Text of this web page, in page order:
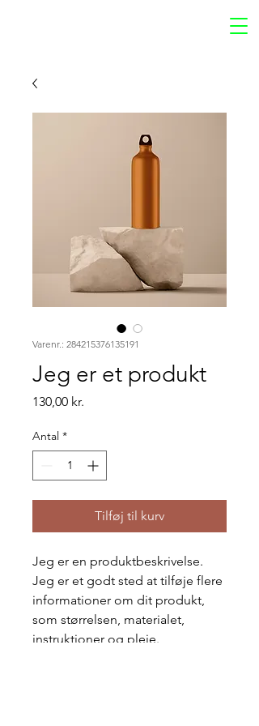
Varenr.: 284215376135191
Jeg er et produkt
130,00 kr.
Antal *
Tilføj til kurv
Jeg er en produktbeskrivelse.
Jeg er et godt sted at tilføje flere
informationer om dit produkt,
som størrelsen, materialet,
instruktioner og pleje.